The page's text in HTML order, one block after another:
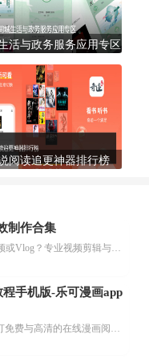
活与政务服务应用专区
阅读追更神器排行榜
制作合集
想制作出专业级的短视频或Vlog？专业视频剪辑与特效制作大全专题为你提供了从剪辑、抠像到特效包装的全套解决方案。无论是添加炫酷的片头、进行精准的视频抠图，还是制...
手机版-乐可漫画app
乐可漫画APP，堪称主打免费与高清的在线漫画阅读神器。其官方版提供海量完整版漫画资源，无论是国内漫画，还是日漫、韩漫、台漫、美漫等国外漫画，应有尽有，随时供你阅读。只需轻点一下，便能直接进入阅读界面。不仅如此，乐可漫画最新版本更新速度极快，在这里，你总能抢先看到全网一手漫画章节内容！...